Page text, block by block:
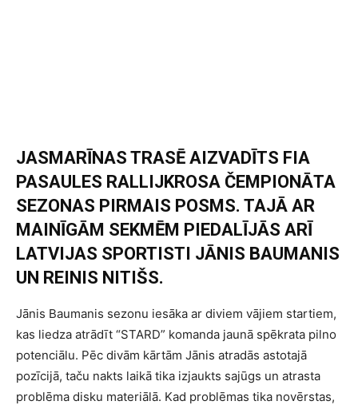
JASMARĪNAS TRASĒ AIZVADĪTS FIA
PASAULES RALLIJKROSA ČEMPIONĀTA
SEZONAS PIRMAIS POSMS. TAJĀ AR
MAINĪGĀM SEKMĒM PIEDALĪJĀS ARĪ
LATVIJAS SPORTISTI JĀNIS BAUMANIS
UN REINIS NITIŠS.
Jānis Baumanis sezonu iesāka ar diviem vājiem startiem,
kas liedza atrādīt “STARD” komanda jaunā spēkrata pilno
potenciālu. Pēc divām kārtām Jānis atradās astotajā
pozīcijā, taču nakts laikā tika izjaukts sajūgs un atrasta
problēma disku materiālā. Kad problēmas tika novērstas,